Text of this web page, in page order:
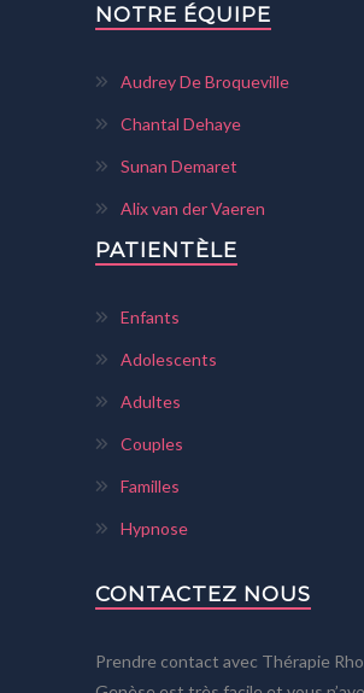
NOTRE ÉQUIPE
Audrey De Broqueville
Chantal Dehaye
Sunan Demaret
Alix van der Vaeren
PATIENTÈLE
Enfants
Adolescents
Adultes
Couples
Familles
Hypnose
CONTACTEZ NOUS
Prendre contact avec Thérapie